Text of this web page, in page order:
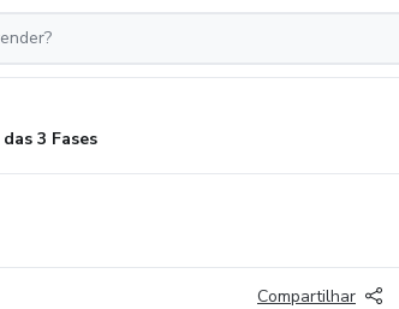
3 Fases
Compartilhar